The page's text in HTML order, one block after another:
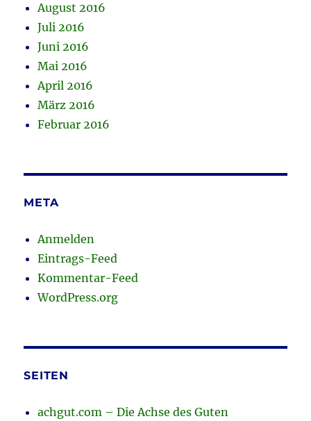
August 2016
Juli 2016
Juni 2016
Mai 2016
April 2016
März 2016
Februar 2016
META
Anmelden
Eintrags-Feed
Kommentar-Feed
WordPress.org
SEITEN
achgut.com – Die Achse des Guten